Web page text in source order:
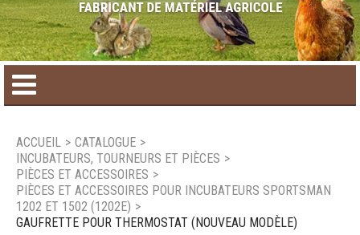
Catalogue de produit
Produits saisonniers
ACCUEIL > CATALOGUE >
INCUBATEURS, TOURNEURS ET PIÈCES >
PIÈCES ET ACCESSOIRES >
PIÈCES ET ACCESSOIRES POUR INCUBATEURS SPORTSMAN
1202 ET 1502 (1202E) >
GAUFRETTE POUR THERMOSTAT (NOUVEAU MODÈLE)